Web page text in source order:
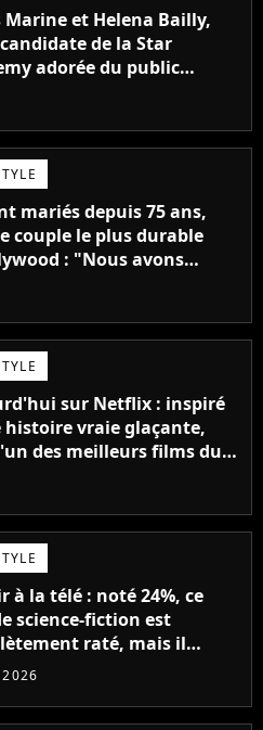
Marine et Helena Bailly,
de la Star
adorée du public
son premier album,
mariés depuis 75 ans,
couple le plus durable
: "Nous avons
jour après jour, et les
sur Netflix : inspiré
histoire vraie glaçante,
des meilleurs films du
siècle
à la télé : noté 24%, ce
science-fiction est
raté, mais il
être encore pire à